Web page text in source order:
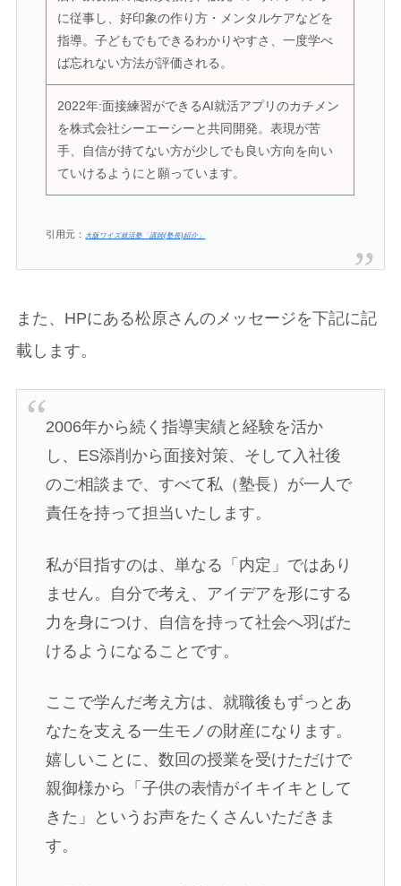
に従事し、好印象の作り方・メンタルケアなどを
指導。子どもでもできるわかりやすさ、一度学べ
ば忘れない方法が評価される。
2022年:面接練習ができるAI就活アプリのカチメン
を株式会社シーエーシーと共同開発。表現が苦
手、自信が持てない方が少しでも良い方向を向い
ていけるようにと願っています。
引用元： 大阪ワイズ就活塾「講師(塾長)紹介」
また、HPにある松原さんのメッセージを下記に記
載します。
2006年から続く指導実績と経験を活か
し、ES添削から面接対策、そして入社後
のご相談まで、すべて私（塾長）が一人で
責任を持って担当いたします。
私が目指すのは、単なる「内定」ではあり
ません。自分で考え、アイデアを形にする
力を身につけ、自信を持って社会へ羽ばた
けるようになることです。
ここで学んだ考え方は、就職後もずっとあ
なたを支える一生モノの財産になります。
嬉しいことに、数回の授業を受けただけで
親御様から「子供の表情がイキイキとして
きた」というお声をたくさんいただきま
す。